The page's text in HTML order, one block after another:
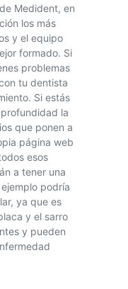
Medident, en
los más
y el equipo
formado. Si
problemas
tu dentista
Si estás
la
que ponen a
página web
esos
a tener una
podría
ya que es
y el sarro
y pueden